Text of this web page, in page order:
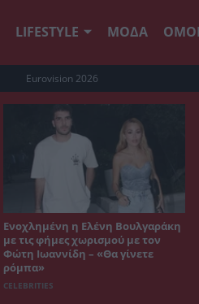
LIFESTYLE ΜΟΔΑ
Eurovision 2026
Ενοχλημένη η Ελένη Βουλγαράκη
με τις φήμες χωρισμού με τον
Φώτη Ιωαννίδη – «Θα γίνετε
ρόμπα»
CELEBRITIES